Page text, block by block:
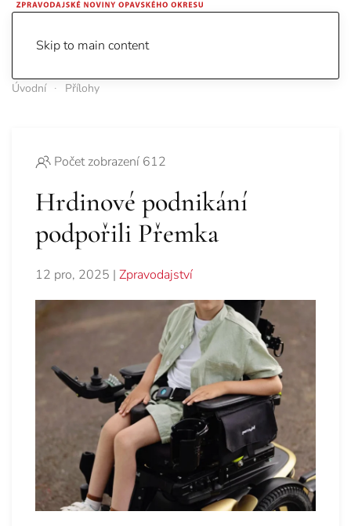
Skip to main content
Úvodní Přílohy
Počet zobrazení 612
Hrdinové podnikání
podpořili Přemka
12 pro, 2025 | Zpravodajství